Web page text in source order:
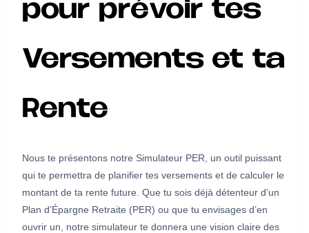
pour prévoir tes
Versements et ta
Rente
Nous te présentons notre Simulateur PER, un outil puissant
qui te permettra de planifier tes versements et de calculer le
montant de ta rente future. Que tu sois déjà détenteur d’un
Plan d’Épargne Retraite (PER) ou que tu envisages d’en
ouvrir un, notre simulateur te donnera une vision claire des